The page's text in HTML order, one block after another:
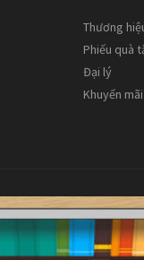
Thương
Phiếu quà
Đại lý
Khuyến mãi